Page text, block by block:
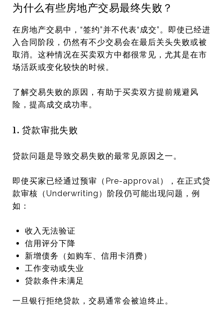
为什么有些房地产交易最终失败？
在房地产交易中，“签约”并不代表“成交”。即使已经进
入合同阶段，仍然有不少交易会在最后关头失败或被
取消。这种情况在买卖双方中都很常见，尤其是在市
场活跃或变化较快的时候。
了解交易失败的原因，有助于买卖双方提前规避风
险，提高成交成功率。
1. 贷款审批失败
贷款问题是导致交易失败的最常见原因之一。
即使买家已经通过预审（Pre-approval），在正式贷
款审核（Underwriting）阶段仍可能出现问题，例
如：
收入无法验证
信用评分下降
新增债务（如购车、信用卡消费）
工作变动或失业
贷款条件未满足
一旦银行拒绝贷款，交易通常会被迫终止。